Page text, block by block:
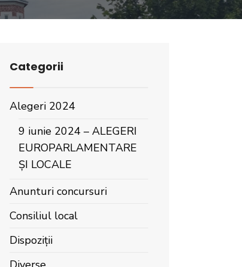
Categorii
Alegeri 2024
9 iunie 2024 – ALEGERI
EUROPARLAMENTARE
ȘI LOCALE
Anunturi concursuri
Consiliul local
Dispoziții